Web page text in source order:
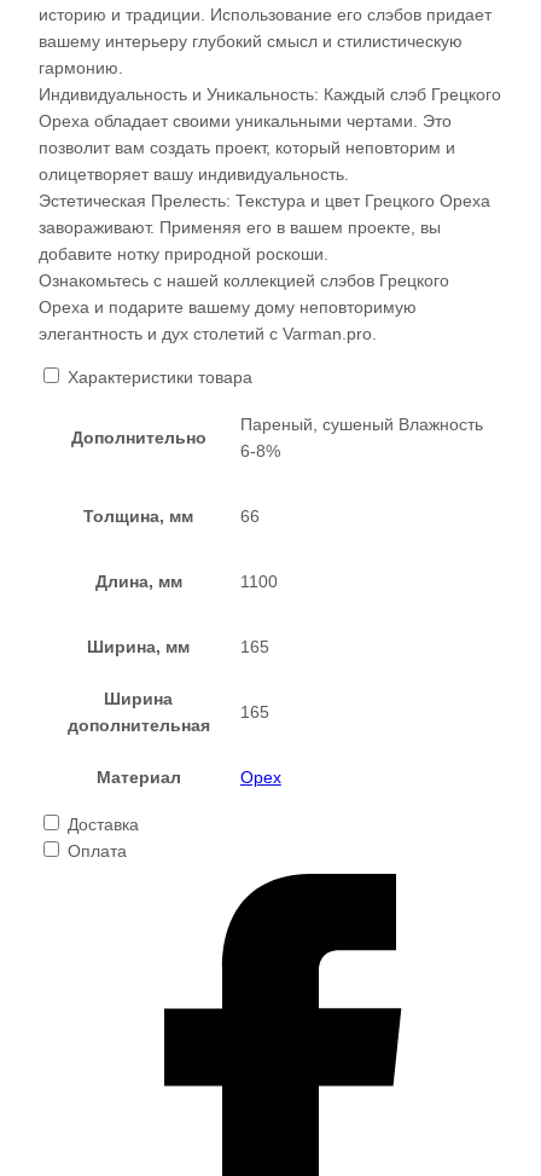
историю и традиции. Использование его слэбов придает
вашему интерьеру глубокий смысл и стилистическую
гармонию.
Индивидуальность и Уникальность: Каждый слэб Грецкого
Ореха обладает своими уникальными чертами. Это
позволит вам создать проект, который неповторим и
олицетворяет вашу индивидуальность.
Эстетическая Прелесть: Текстура и цвет Грецкого Ореха
завораживают. Применяя его в вашем проекте, вы
добавите нотку природной роскоши.
Ознакомьтесь с нашей коллекцией слэбов Грецкого
Ореха и подарите вашему дому неповторимую
элегантность и дух столетий с Varman.pro.
Характеристики товара
Дополнительно
Пареный, сушеный Влажность
6-8%
Толщина, мм 66
Длина, мм 1100
Ширина, мм 165
Ширина
дополнительная
165
Материал Орех
Доставка
Оплата